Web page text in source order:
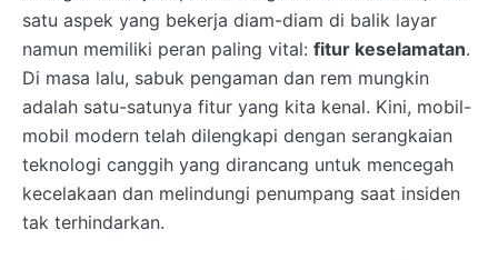
satu aspek yang bekerja diam-diam di balik layar
namun memiliki peran paling vital: fitur keselamatan.
Di masa lalu, sabuk pengaman dan rem mungkin
adalah satu-satunya fitur yang kita kenal. Kini, mobil-
mobil modern telah dilengkapi dengan serangkaian
teknologi canggih yang dirancang untuk mencegah
kecelakaan dan melindungi penumpang saat insiden
tak terhindarkan.